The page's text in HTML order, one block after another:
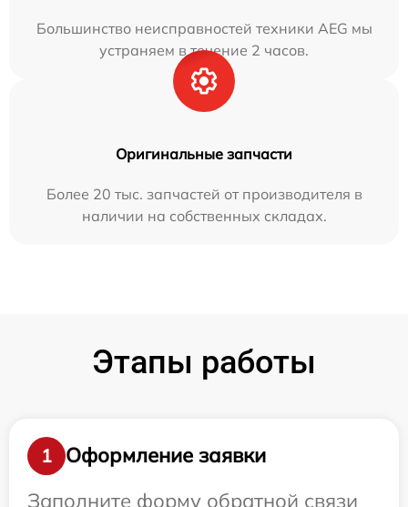
Большинство неисправностей техники AEG мы
устраняем в течение 2 часов.
Оригинальные запчасти
Более 20 тыс. запчастей от производителя в
наличии на собственных складах.
Этапы работы
1
Оформление заявки
Заполните форму обратной связи